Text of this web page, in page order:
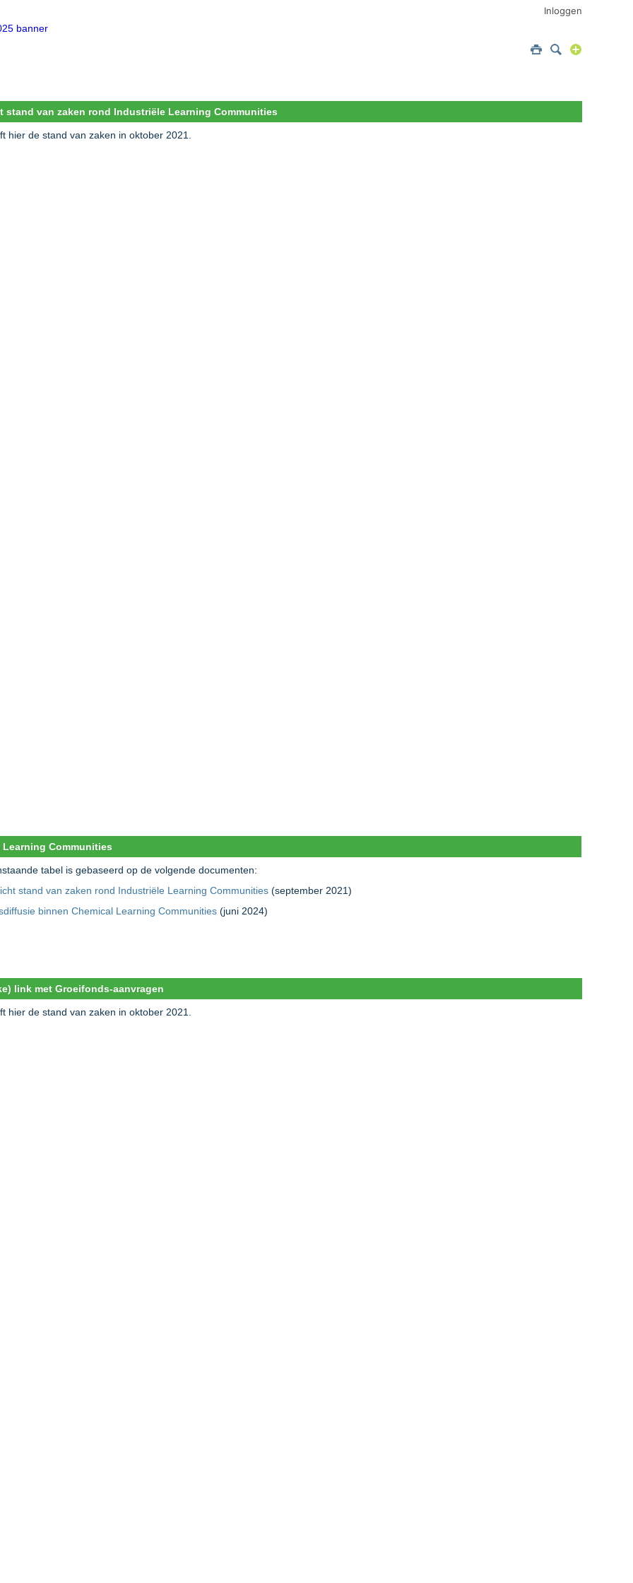
Inloggen
stand van zaken rond Industriële Learning Communities
hier de stand van zaken in oktober 2021.
Learning Communities
tabel is gebaseerd op de volgende documenten:
stand van zaken rond Industriële Learning Communities (september 2021)
binnen Chemical Learning Communities (juni 2024)
link met Groeifonds-aanvragen
hier de stand van zaken in oktober 2021.